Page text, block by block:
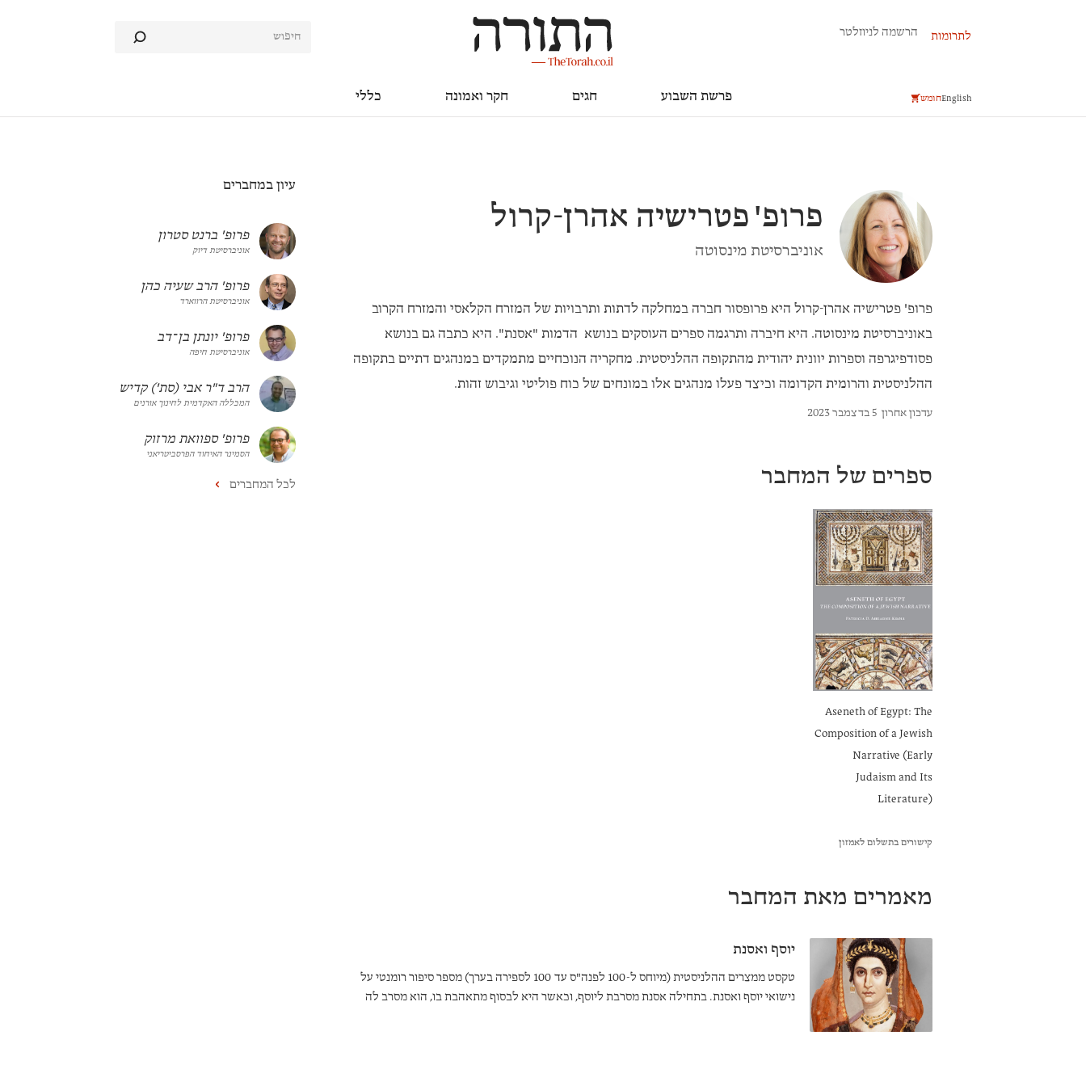
לתרומות הרשמה לניוזלטר
פרשת השבוע חגים חקר ואמונה כללי Englishחומש
חקר ואמונה כללי
פרופ'פטרישיה אהרן-קרול
אוניברסיטת מינסוטה
פרופ' פטרישיה אהרן-קרול היא פרופסור חברה במחלקה לדתות ותרבויות של המזרח הקלאסי והמזרח הקרוב
באוניברסיטת מינסוטה. היא חיברה ותרגמה ספרים העוסקים בנושא הדמות "אסנת". היא כתבה גם בנושא
פסודפיגרפה וספרות יוונית יהודית מהתקופה ההלניסטית. מחקריה הנוכחיים מתמקדים במנהגים דתיים בתקופה
ההלניסטית והרומית הקדומה וכיצד פעלו מנהגים אלו במונחים של כוח פוליטי וגיבוש זהות.
עדכון אחרון 5 בדצמבר 2023
ספרים של המחבר
Aseneth of Egypt: The
Composition of a Jewish
Narrative (Early
Judaism and Its
Literature)
קישורים בתשלום לאמזון
מאמרים מאת המחבר
יוסף ואסנת
טקסט ממצרים ההלניסטית (מיוחס ל-100 לפנה"ס עד 100 לספירה בערך) מספר סיפור רומנטי על
נישואי יוסף ואסנת. בתחילה אסנת מסרבת ליוסף, וכאשר היא לבסוף מתאהבת בו, הוא מסרב לה
עיון במחברים
פרופ' ברנט סטרון
אוניברסיטת דיוק
פרופ' הרב שעיה כהן
אוניברסיטת הרווארד
פרופ' יונתן בן־דב
אוניברסיטת חיפה
הרב ד"ר אבי (סת') קדיש
המכללה האקדמית לחינוך אורנים
פרופ' ספוואת מרזוק
הסמינר האיחוד הפרסביטריאני
לכל המחברים